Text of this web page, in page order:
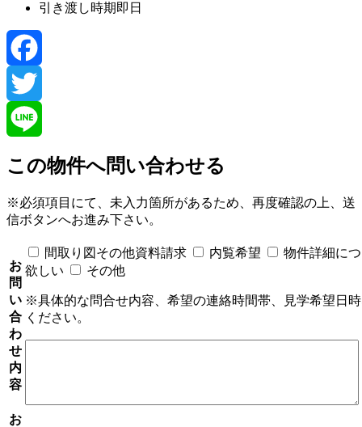
引き渡し時期 即日
Facebook
Twitter
この物件へ問い合わせる
※必須項目にて、未入力箇所があるため、再度確認の上、送
信ボタンへお進み下さい。
お
問
い
合
わ
せ
内
容
間取り図その他資料請求 内覧希望
物件詳細に
欲しい
その他
※具体的な問合せ内容、希望の連絡時間帯、見学希望日
ください。
お